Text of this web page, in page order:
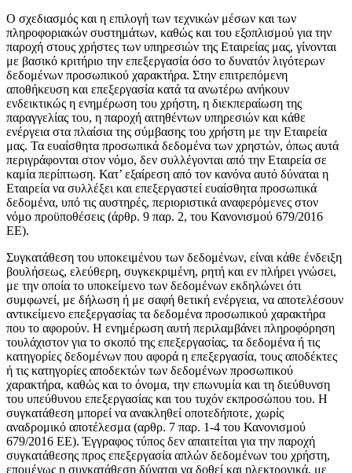
Ο σχεδιασμός και η επιλογή των τεχνικών μέσων και των
πληροφοριακών συστημάτων, καθώς και του εξοπλισμού για την
παροχή στους χρήστες των υπηρεσιών της Εταιρείας μας, γίνονται
με βασικό κριτήριο την επεξεργασία όσο το δυνατόν λιγότερων
δεδομένων προσωπικού χαρακτήρα. Στην επιτρεπόμενη
αποθήκευση και επεξεργασία κατά τα ανωτέρω ανήκουν
ενδεικτικώς η ενημέρωση του χρήστη, η διεκπεραίωση της
παραγγελίας του, η παροχή αιτηθέντων υπηρεσιών και κάθε
ενέργεια στα πλαίσια της σύμβασης του χρήστη με την Εταιρεία
μας. Τα ευαίσθητα προσωπικά δεδομένα των χρηστών, όπως αυτά
περιγράφονται στον νόμο, δεν συλλέγονται από την Εταιρεία σε
καμία περίπτωση. Κατ’ εξαίρεση από τον κανόνα αυτό δύναται η
Εταιρεία να συλλέξει και επεξεργαστεί ευαίσθητα προσωπικά
δεδομένα, υπό τις αυστηρές, περιοριστικά αναφερόμενες στον
νόμο προϋποθέσεις (άρθρ. 9 παρ. 2, του Κανονισμού 679/2016
ΕΕ).
Συγκατάθεση του υποκειμένου των δεδομένων, είναι κάθε ένδειξη
βουλήσεως, ελεύθερη, συγκεκριμένη, ρητή και εν πλήρει γνώσει,
με την οποία το υποκείμενο των δεδομένων εκδηλώνει ότι
συμφωνεί, με δήλωση ή με σαφή θετική ενέργεια, να αποτελέσουν
αντικείμενο επεξεργασίας τα δεδομένα προσωπικού χαρακτήρα
που το αφορούν. Η ενημέρωση αυτή περιλαμβάνει πληροφόρηση
τουλάχιστον για το σκοπό της επεξεργασίας, τα δεδομένα ή τις
κατηγορίες δεδομένων που αφορά η επεξεργασία, τους αποδέκτες
ή τις κατηγορίες αποδεκτών των δεδομένων προσωπικού
χαρακτήρα, καθώς και το όνομα, την επωνυμία και τη διεύθυνση
του υπεύθυνου επεξεργασίας και του τυχόν εκπροσώπου του. Η
συγκατάθεση μπορεί να ανακληθεί οποτεδήποτε, χωρίς
αναδρομικό αποτέλεσμα (αρθρ. 7 παρ. 1-4 του Κανονισμού
679/2016 ΕΕ). Έγγραφος τύπος δεν απαιτείται για την παροχή
συγκατάθεσης προς επεξεργασία απλών δεδομένων του χρήστη,
επομένως η συγκατάθεση δύναται να δοθεί και ηλεκτρονικά, με